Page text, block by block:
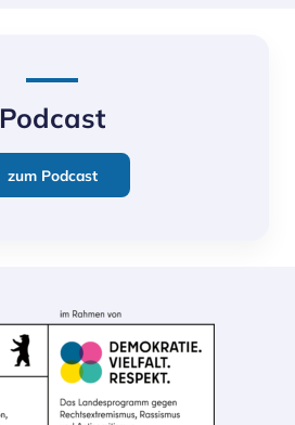
Podcast
zum Podcast